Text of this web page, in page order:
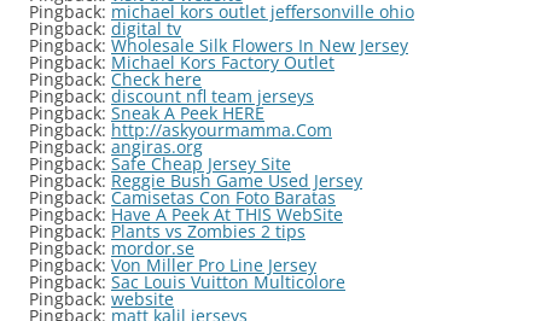
Pingback: michael kors outlet jeffersonville ohio
Pingback: digital tv
Pingback: Wholesale Silk Flowers In New Jersey
Pingback: Michael Kors Factory Outlet
Pingback: Check here
Pingback: discount nfl team jerseys
Pingback: Sneak A Peek HERE
Pingback: http://askyourmamma.Com
Pingback: angiras.org
Pingback: Safe Cheap Jersey Site
Pingback: Reggie Bush Game Used Jersey
Pingback: Camisetas Con Foto Baratas
Pingback: Have A Peek At THIS WebSite
Pingback: Plants vs Zombies 2 tips
Pingback: mordor.se
Pingback: Von Miller Pro Line Jersey
Pingback: Sac Louis Vuitton Multicolore
Pingback: website
Pingback: matt kalil jerseys